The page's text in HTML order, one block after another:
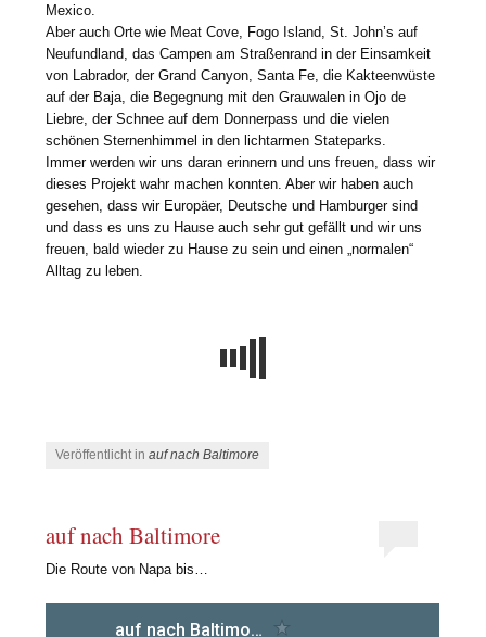
Mexico.
Aber auch Orte wie Meat Cove, Fogo Island, St. John’s auf
Neufundland, das Campen am Straßenrand in der Einsamkeit
von Labrador, der Grand Canyon, Santa Fe, die Kakteenwüste
auf der Baja, die Begegnung mit den Grauwalen in Ojo de
Liebre, der Schnee auf dem Donnerpass und die vielen
schönen Sternenhimmel in den lichtarmen Stateparks.
Immer werden wir uns daran erinnern und uns freuen, dass wir
dieses Projekt wahr machen konnten. Aber wir haben auch
gesehen, dass wir Europäer, Deutsche und Hamburger sind
und dass es uns zu Hause auch sehr gut gefällt und wir uns
freuen, bald wieder zu Hause zu sein und einen „normalen“
Alltag zu leben.
Veröffentlicht inauf nach Baltimore
auf nach Baltimore
Die Route von Napa bis…